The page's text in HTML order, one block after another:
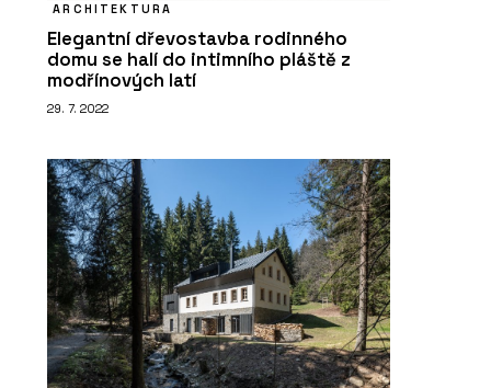
ARCHITEKTURA
Elegantní dřevostavba rodinného
domu se halí do intimního pláště z
modřínových latí
29. 7. 2022